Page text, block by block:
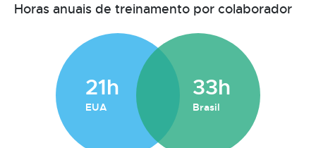
Horas anuais de treinamento por colaborador
21h
EUA
33h
Brasil